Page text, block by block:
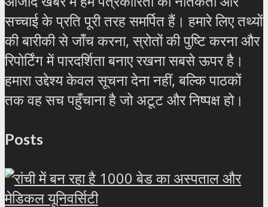
सच्चाई के प्रति पूरी तरह समर्पित हैं। हमारे लिए तथ्यों
की बारीकी से जाँच करना, स्रोतों की पुष्टि करना और
रिपोर्टिंग में पारदर्शिता बनाए रखना सबसे ऊपर है।
हमारा उद्देश्य केवल सूचना देना नहीं, बल्कि पाठकों
तक वह सच पहुँचाना है जो अटूट और निष्पक्ष हो।
Posts